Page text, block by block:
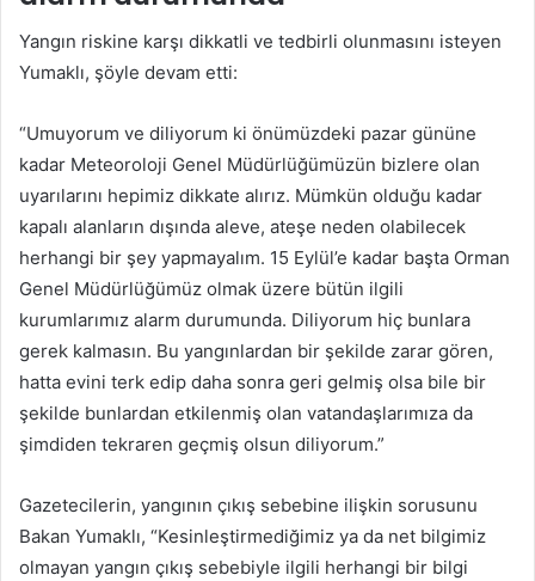
Yangın riskine karşı dikkatli ve tedbirli olunmasını isteyen
Yumaklı, şöyle devam etti:
“Umuyorum ve diliyorum ki önümüzdeki pazar gününe
kadar Meteoroloji Genel Müdürlüğümüzün bizlere olan
uyarılarını hepimiz dikkate alırız. Mümkün olduğu kadar
kapalı alanların dışında aleve, ateşe neden olabilecek
herhangi bir şey yapmayalım. 15 Eylül’e kadar başta Orman
Genel Müdürlüğümüz olmak üzere bütün ilgili
kurumlarımız alarm durumunda. Diliyorum hiç bunlara
gerek kalmasın. Bu yangınlardan bir şekilde zarar gören,
hatta evini terk edip daha sonra geri gelmiş olsa bile bir
şekilde bunlardan etkilenmiş olan vatandaşlarımıza da
şimdiden tekraren geçmiş olsun diliyorum.”
Gazetecilerin, yangının çıkış sebebine ilişkin sorusunu
Bakan Yumaklı, “Kesinleştirmediğimiz ya da net bilgimiz
olmayan yangın çıkış sebebiyle ilgili herhangi bir bilgi